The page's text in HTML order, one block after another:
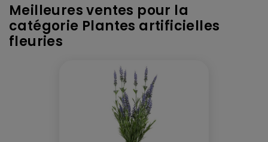
Meilleures ventes pour la
catégorie Plantes artificielles
fleuries